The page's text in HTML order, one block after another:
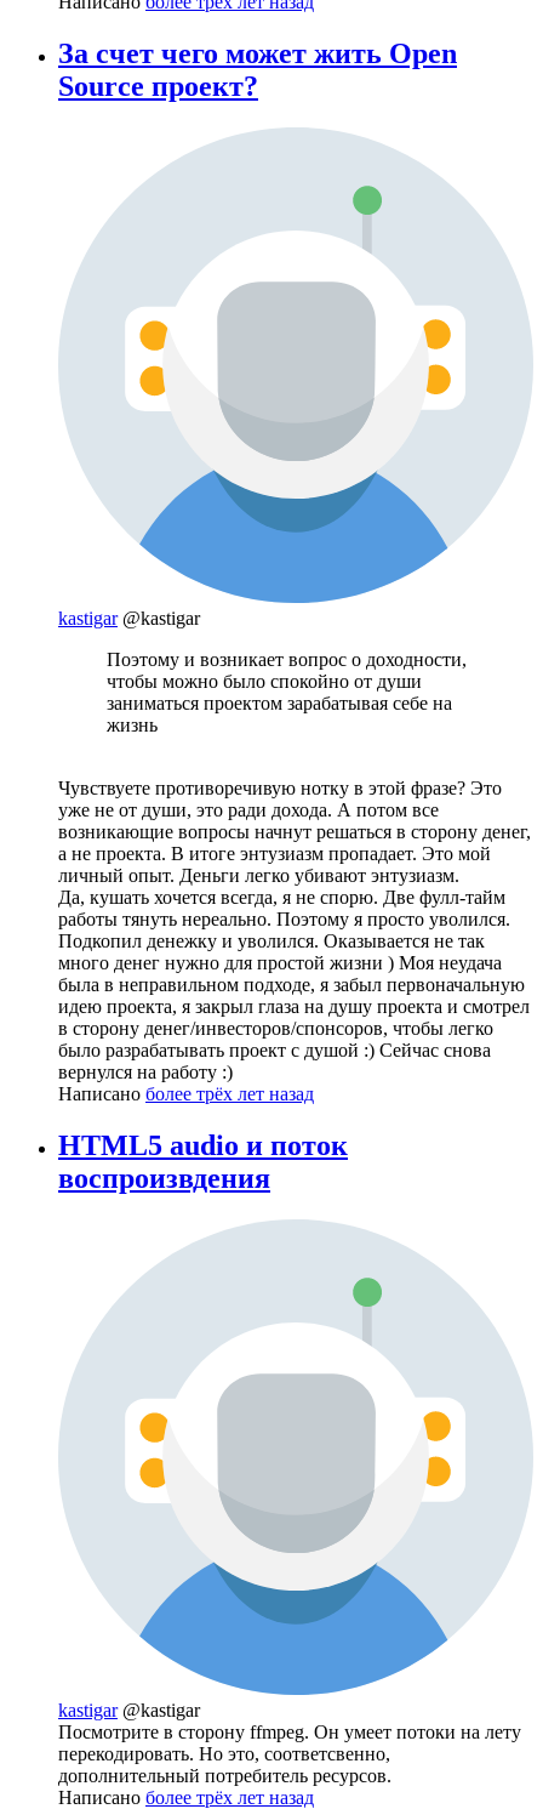
За счет чего может жить Open
Source проект?
kastigar @kastigar
Поэтому и возникает вопрос о доходности,
чтобы можно было спокойно от души
заниматься проектом зарабатывая себе на
жизнь
Чувствуете противоречивую нотку в этой фразе? Это
уже не от души, это ради дохода. А потом все
возникающие вопросы начнут решаться в сторону денег,
а не проекта. В итоге энтузиазм пропадает. Это мой
личный опыт. Деньги легко убивают энтузиазм.
Да, кушать хочется всегда, я не спорю. Две фулл-тайм
работы тянуть нереально. Поэтому я просто уволился.
Подкопил денежку и уволился. Оказывается не так
много денег нужно для простой жизни ) Моя неудача
была в неправильном подходе, я забыл первоначальную
идею проекта, я закрыл глаза на душу проекта и смотрел
в сторону денег/инвесторов/спонсоров, чтобы легко
было разрабатывать проект с душой :) Сейчас снова
вернулся на работу :)
Написано более трёх лет назад
HTML5 audio и поток
воспроизвдения
kastigar @kastigar
Посмотрите в сторону ffmpeg. Он умеет потоки на лету
перекодировать. Но это, соответсвенно,
дополнительный потребитель ресурсов.
Написано более трёх лет назад